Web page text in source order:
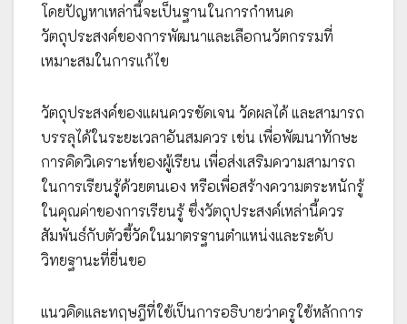
โดยปัญหาเหล่านี้จะเป็นฐานในการกำหนด
วัตถุประสงค์ของการพัฒนาและเลือกนวัตกรรมที่
เหมาะสมในการแก้ไข
วัตถุประสงค์ของแผนควรชัดเจน วัดผลได้ และสามารถ
บรรลุได้ในระยะเวลาอันสมควร เช่น เพื่อพัฒนาทักษะ
การคิดวิเคราะห์ของผู้เรียน เพื่อส่งเสริมความสามารถ
ในการเรียนรู้ด้วยตนเอง หรือเพื่อสร้างความตระหนักรู้
ในคุณค่าของการเรียนรู้ ซึ่งวัตถุประสงค์เหล่านี้ควร
สัมพันธ์กับตัวชี้วัดในมาตรฐานตำแหน่งและระดับ
วิทยฐานะที่ยื่นขอ
แนวคิดและทฤษฎีที่ใช้เป็นการอธิบายว่าครูใช้หลักการ